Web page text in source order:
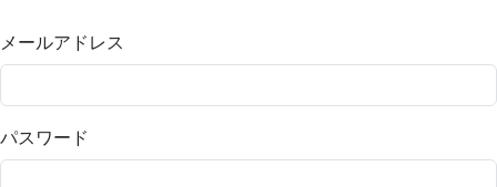
メールアドレス
パスワード